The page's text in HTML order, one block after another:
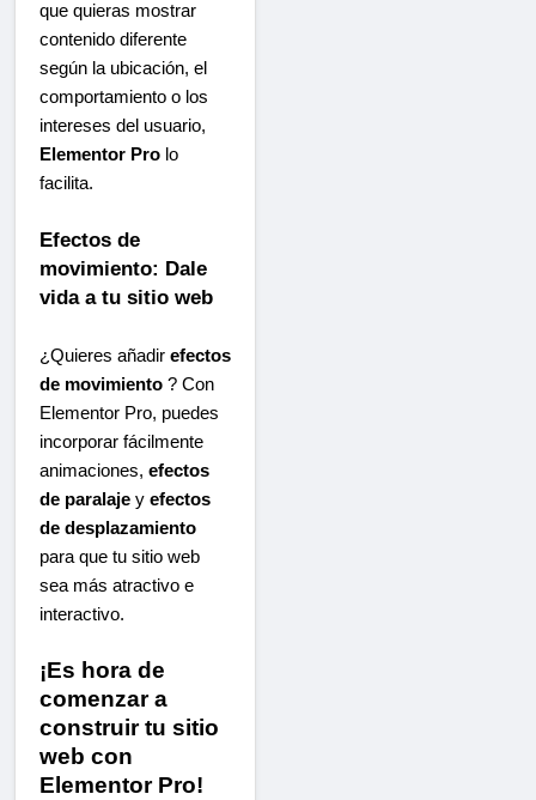
que quieras mostrar
contenido diferente
según la ubicación, el
comportamiento o los
intereses del usuario,
Elementor Pro lo
facilita.
Efectos de
movimiento: Dale
vida a tu sitio web
¿Quieres añadir efectos
de movimiento ? Con
Elementor Pro, puedes
incorporar fácilmente
animaciones, efectos
de paralaje y efectos
de desplazamiento
para que tu sitio web
sea más atractivo e
interactivo.
¡Es hora de
comenzar a
construir tu sitio
web con
Elementor Pro!